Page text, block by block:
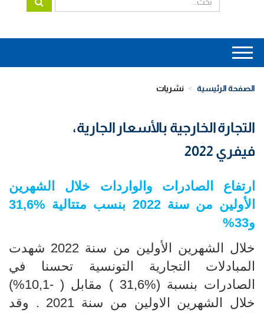
Main
navigation
الصفحة الرئيسية نشريات
التجارة الخارجية بالأسعار الجارية،
فيفري 2022
ارتفاع الصادرات والواردات
خلال الشهرين
الأولين من سنة 2022 بنسب متتالية
%
و33%
خلال الشهرين الأولين
من سنة 2022 شهدت
المبادلات التجارية التونسية تحسنا في
الصادرات بنسبة (31,6
% ) مقابل ( -10,1%)
خلال الشهرين الاولين
من سنة 2021 . وقد